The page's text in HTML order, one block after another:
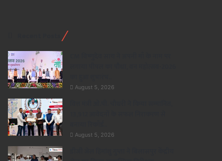
August 5, 2026
August 5, 2026